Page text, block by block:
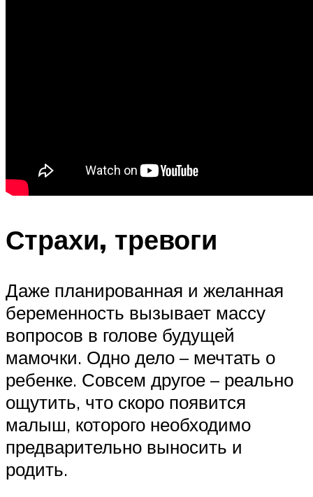
Страхи, тревоги
Даже планированная и желанная
беременность вызывает массу
вопросов в голове будущей
мамочки. Одно дело – мечтать о
ребенке. Совсем другое – реально
ощутить, что скоро появится
малыш, которого необходимо
предварительно выносить и
родить.